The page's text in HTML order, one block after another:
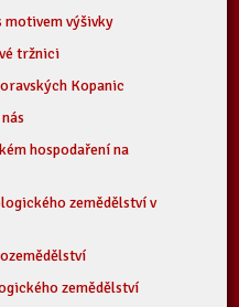
motivem výšivky
tržnici
Kopanic
hospodaření na
zemědělství v
zemědělství